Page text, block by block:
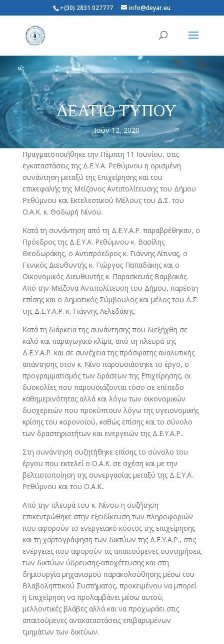
+(30) 2831 027777 info@deyar.eu
ΔΕΛΤΙΟ ΤΥΠΟΥ
Ιούν 12, 2020
Πραγματοποιήθηκε την Πέμπτη 11 Ιουνίου, στις
εγκαταστάσεις της Δ.Ε.Υ.Α. Ρεθύμνου η ορισμένη
συνάντηση μεταξύ της Επιχείρησης και του
επικεφαλής της Μείζονος Αντιπολίτευσης του Δήμου
Ρεθύμνου και Εκτελεστικού Μέλους του Δ.Σ. του
Ο.Α.Κ. κ. Θοδωρή Νίνου.
Κατά τη συνάντηση από τη Δ.Ε.Υ.Α.Ρ. παραβρέθηκαν, ο
Πρόεδρος της Δ.Ε.Υ.Α. Ρεθύμνου κ. Βασίλης
Θεοδωράκης, ο Αντιπρόεδρος κ. Γιάννης Λίτινας, ο
Γενικός Διευθυντής κ. Γιώργος Παπαδάκης και ο
Οικονομικός Διευθυντής κ. Παρασκευάς Βαμβακάς.
Από την Μείζονα Αντιπολίτευση του Δήμου, παρέστη
επίσης και ο Δημοτικός Σύμβουλος και μέλος του Δ.Σ.
της Δ.Ε.Υ.Α.Ρ. κ. Γιάννης Λελεδάκης.
Κατά τη διάρκεια της συνάντησης που διεξήχθη σε
καλό και παραγωγικό κλίμα, από τη πλευρά της
Δ.Ε.Υ.Α.Ρ. και σε συνέχεια της πρόσφατης αναλυτικής
απάντησης στον κ. Νίνο παρουσιάστηκε το έργο, ο
προγραμματισμός των δράσεων της Επιχείρησης, οι
δυσκολίες που παρουσιάζονται τόσο σε επίπεδο
καθημερινότητας αλλά και λόγω των οικονομικών
δυσχερειών που προκύπτουν λόγω της υγειονομικής
κρίσης του κορονοϊού, καθώς επίσης και το σύνολο
των δραστηριοτήτων και ενεργειών της Δ.Ε.Υ.Α.Ρ..
Στη συνάντηση συζητήθηκε επίσης το σύνολο του
έργου που εκτελεί ο Ο.Α.Κ. σε σχέση και με την
βελτιστοποίηση της συνεργασίας μεταξύ της Δ.Ε.Υ.Α.
Ρεθύμνου και του Ο.Α.Κ..
Από την πλευρά του κ. Νίνου η συζήτηση
επικεντρώθηκε στην εξειδίκευση των πληροφοριών
που αφορούν το ενεργειακό κόστος της επιχείρησης
και τη χαρτογράφηση των δικτύων της Δ.Ε.Υ.Α.Ρ., στις
ενέργειες που αφορούν τις απαιτούμενες συντηρήσεις
των δικτύων ύδρευσης-αποχέτευσης και στη
δημιουργία μηχανισμού παρακολούθησης μέσω του
Βλαβοληπτικού Συστήματος, προκειμένου να μπορεί
η Επιχείρηση να προλαμβάνει μέσω αυτού,
μελλοντικές βλάβες αλλά και να προχωράει στις
απαιτούμενες αντικαταστάσεις επιβαρυμένων
τμημάτων των δικτύων.